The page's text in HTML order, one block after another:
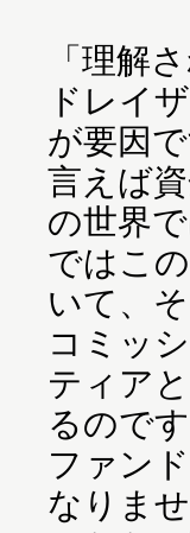
「理解
ドレイ
が要因
言えば
の世界
ではこ
いて、
コミッ
ティア
るので
ファン
なりま